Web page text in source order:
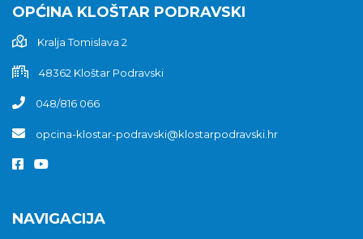
OPĆINA KLOŠTAR PODRAVSKI
Kralja Tomislava 2
48362 Kloštar Podravski
048/816 066
opcina-klostar-podravski@klostarpodravski.hr
NAVIGACIJA